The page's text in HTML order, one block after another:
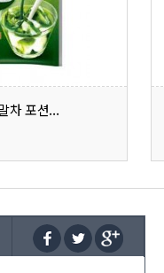
차 포션...